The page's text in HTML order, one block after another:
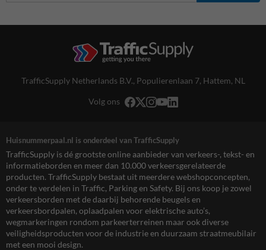
TrafficSupply Netherlands B.V., Populierenlaan 7, Hattem, NL
Volg ons
Huisnummerpaal.nl is onderdeel van TrafficSupply
TrafficSupply is dé grootste online aanbieder van verkeers-, tekst- en
informatieborden en meer dan 10.000 verkeersgerelateerde
producten. TrafficSupply bestaat uit meerdere webshopconcepten,
onder te verdelen in Traffic, Parking en Safety. Bij ons koop je zowel
verkeersborden met de daarbij behorende beugels en
verkeersbordpalen, oplaadpalen voor elektrische auto’s,
wegmarkeringen rondom parkeerterreinen maar ook diverse
veiligheidsproducten voor de industrie en duurzaam straatmeubilair
met een mooi design.